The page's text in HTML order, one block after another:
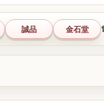
誠品 金石堂